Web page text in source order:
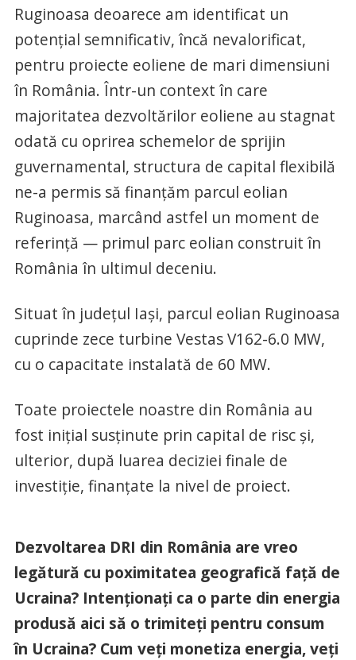
Ruginoasa deoarece am identificat un
potențial semnificativ, încă nevalorificat,
pentru proiecte eoliene de mari dimensiuni
în România. Într-un context în care
majoritatea dezvoltărilor eoliene au stagnat
odată cu oprirea schemelor de sprijin
guvernamental, structura de capital flexibilă
ne-a permis să finanțăm parcul eolian
Ruginoasa, marcând astfel un moment de
referință — primul parc eolian construit în
România în ultimul deceniu.
Situat în județul Iași, parcul eolian Ruginoasa
cuprinde zece turbine Vestas V162-6.0 MW,
cu o capacitate instalată de 60 MW.
Toate proiectele noastre din România au
fost inițial susținute prin capital de risc și,
ulterior, după luarea deciziei finale de
investiție, finanțate la nivel de proiect.
Dezvoltarea DRI din România are vreo
legătură cu poximitatea geografică față de
Ucraina? Intenționați ca o parte din energia
produsă aici să o trimiteți pentru consum
în Ucraina? Cum veți monetiza energia, veți